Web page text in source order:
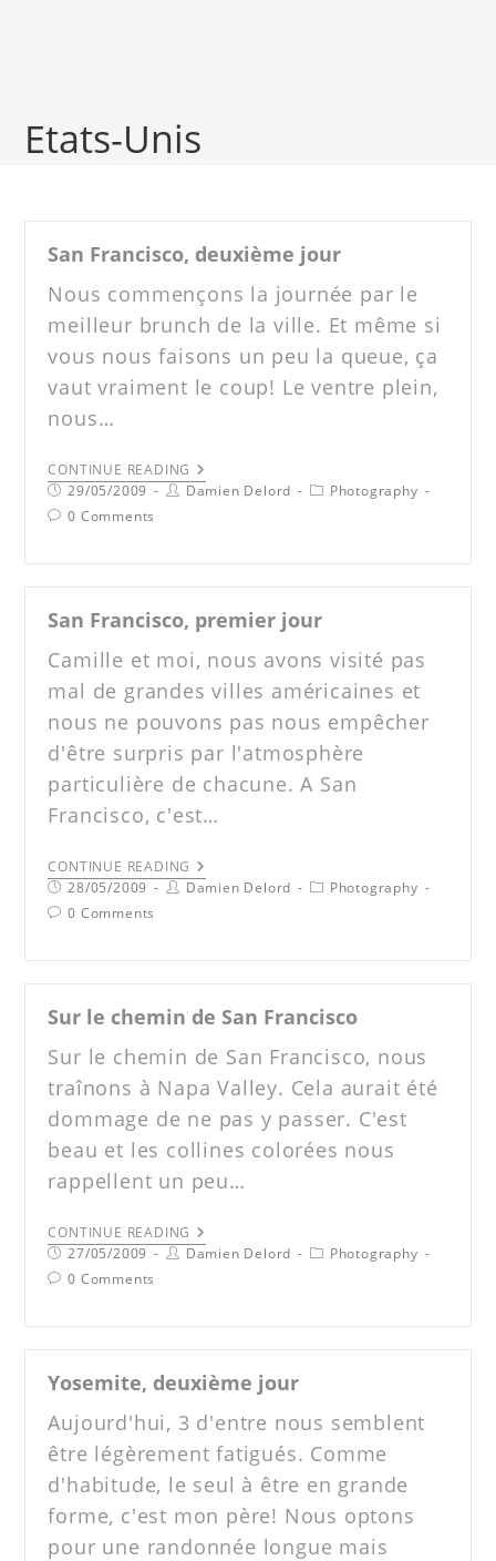
Etats-Unis
San Francisco, deuxième jour
Nous commençons la journée par le
meilleur brunch de la ville. Et même si
vous nous faisons un peu la queue, ça
vaut vraiment le coup! Le ventre plein,
nous…
CONTINUE READING
29/05/2009
Damien Delord
Photography
0 Comments
San Francisco, premier jour
Camille et moi, nous avons visité pas
mal de grandes villes américaines et
nous ne pouvons pas nous empêcher
d'être surpris par l'atmosphère
particulière de chacune. A San
Francisco, c'est…
CONTINUE READING
28/05/2009
Damien Delord
Photography
0 Comments
Sur le chemin de San Francisco
Sur le chemin de San Francisco, nous
traînons à Napa Valley. Cela aurait été
dommage de ne pas y passer. C'est
beau et les collines colorées nous
rappellent un peu…
CONTINUE READING
27/05/2009
Damien Delord
Photography
0 Comments
Yosemite, deuxième jour
Aujourd'hui, 3 d'entre nous semblent
être légèrement fatigués. Comme
d'habitude, le seul à être en grande
forme, c'est mon père! Nous optons
pour une randonnée longue mais